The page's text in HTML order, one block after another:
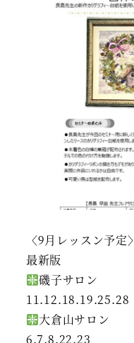
〈9月レッスン予定〉
最新版
磯子サロン
11.12.18.19.25.28
大倉山サロン
6.7.8.22.23